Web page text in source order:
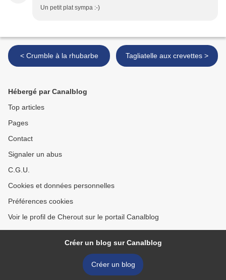
Un petit plat sympa :-)
< Crumble à la rhubarbe Tagliatelle aux crevettes >
Hébergé par Canalblog
Top articles
Pages
Contact
Signaler un abus
C.G.U.
Cookies et données personnelles
Préférences cookies
Voir le profil de Cherout sur le portail Canalblog
Créer un blog sur Canalblog
Créer un blog